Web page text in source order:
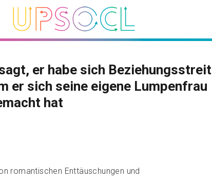
er habe sich Beziehungsstreit
er sich seine eigene Lumpenfrau
hat
romantischen Enttäuschungen und